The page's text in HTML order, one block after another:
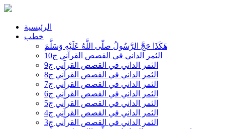
الرئيسية
خطب
هَكَذَا حَجَّ الرَّسُولُ صلّى اللَّهُ عَلَيْهِ وَسَلَّمَ
الثمر الداني في القصص القرآني ج10
الثمر الداني في القصص القرآني ج9
الثمر الداني في القصص القرآني ج8
الثمر الداني في القصص القرآني ج7
الثمر الداني في القصص القرآني ج6
الثمر الداني في القصص القرآني ج5
الثمر الداني في القصص القرآني ج4
الثمر الداني في القصص القرآني ج3